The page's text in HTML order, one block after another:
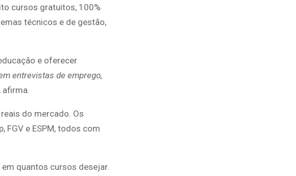
cursos gratuitos, 100%
técnicos e de gestão,
e oferecer
entrevistas de emprego,
afirma.
do mercado. Os
e ESPM, todos com
quantos cursos desejar.